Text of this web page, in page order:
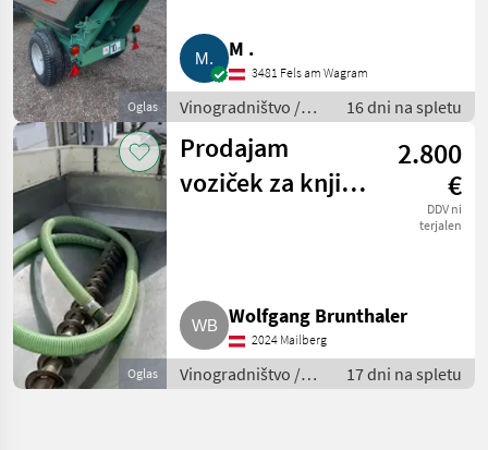
Oglas
M .
3481 Fels am Wagram
Vinogradništvo /
Drugi stroji za
vinogradništvo
16 dni na spletu
Oglas
Prodajam
voziček za knjige
2.800
€
DDV ni
terjalen
Wolfgang Brunthaler
2024 Mailberg
Vinogradništvo /
Drugi stroji za
17 dni na spletu